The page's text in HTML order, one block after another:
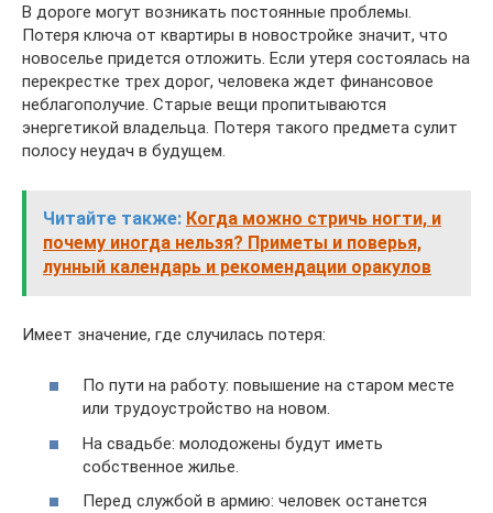
В дороге могут возникать постоянные проблемы.
Потеря ключа от квартиры в новостройке значит, что
новоселье придется отложить. Если утеря состоялась на
перекрестке трех дорог, человека ждет финансовое
неблагополучие. Старые вещи пропитываются
энергетикой владельца. Потеря такого предмета сулит
полосу неудач в будущем.
Читайте также: Когда можно стричь ногти, и
почему иногда нельзя? Приметы и поверья,
лунный календарь и рекомендации оракулов
Имеет значение, где случилась потеря:
По пути на работу: повышение на старом месте
или трудоустройство на новом.
На свадьбе: молодожены будут иметь
собственное жилье.
Перед службой в армию: человек останется